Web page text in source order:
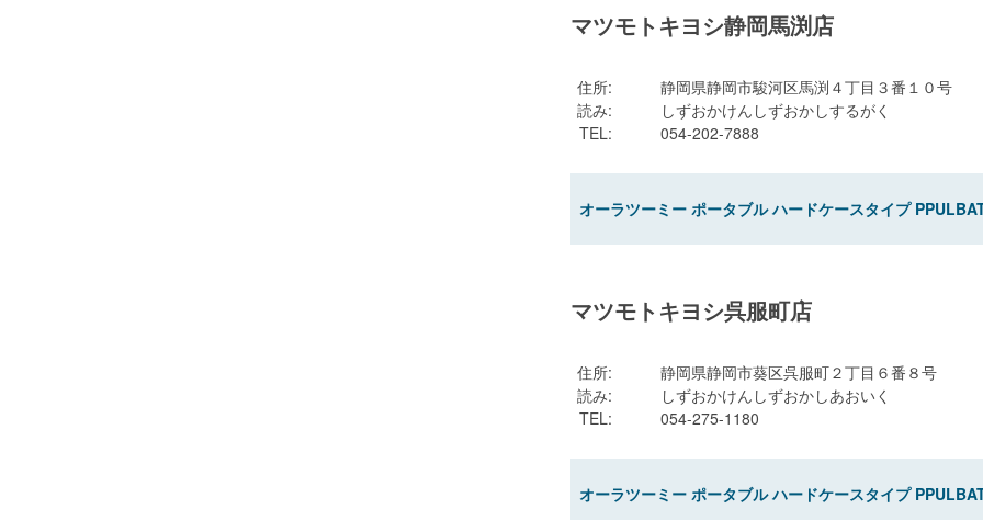
マツモトキヨシ静岡馬渕店
住所:
静岡県静岡市駿河区馬渕４丁目３番１０号
読み:
しずおかけんしずおかしするがく
TEL: 054-202-7888
オーラツーミー ポータブル ハードケースタイプ
マツモトキヨシ呉服町店
住所:
静岡県静岡市葵区呉服町２丁目６番８号
読み:
しずおかけんしずおかしあおいく
TEL: 054-275-1180
オーラツーミー ポータブル ハードケースタイプ